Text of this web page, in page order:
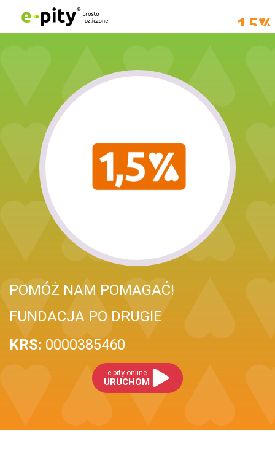
POMÓŻ NAM POMAGAĆ!
FUNDACJA PO DRUGIE
KRS: 0000385460
e-pity online
URUCHOM